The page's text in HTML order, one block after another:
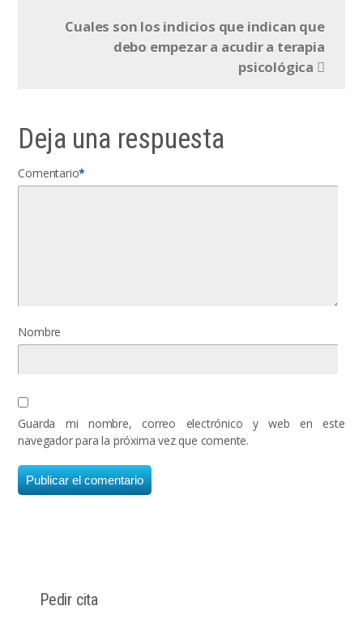
Cuales son los indicios que indican que
debo empezar a acudir a terapia
psicológica
Deja una respuesta
Comentario*
Nombre
Guarda mi nombre, correo electrónico y web en este
navegador para la próxima vez que comente.
Pedir cita